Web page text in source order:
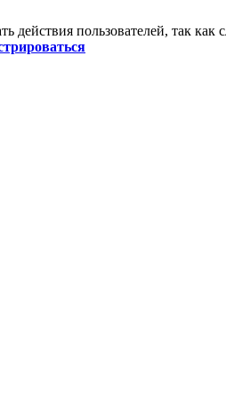
действия пользователей, так как